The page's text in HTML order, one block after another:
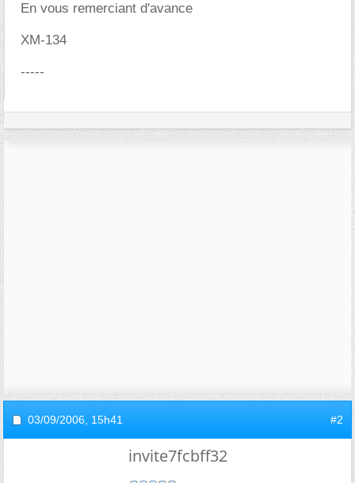
En vous remerciant d'avance
XM-134
-----
03/09/2006, 15h41 #2
invite7fcbff32